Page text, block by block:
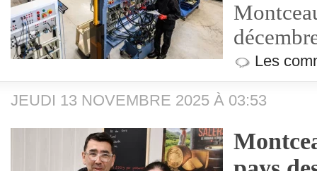
Les
JEUDI 13 NOVEMBRE 2025 À 03:53